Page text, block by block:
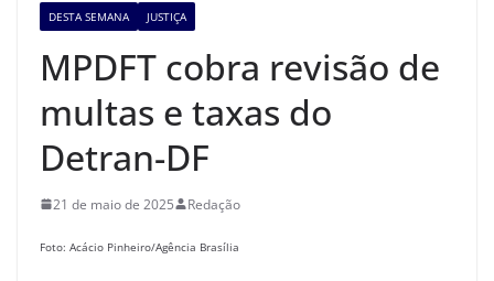
DESTA SEMANA JUSTIÇA
MPDFT cobra revisão de
multas e taxas do
Detran-DF
21 de maio de 2025 Redação
Foto: Acácio Pinheiro/Agência Brasília